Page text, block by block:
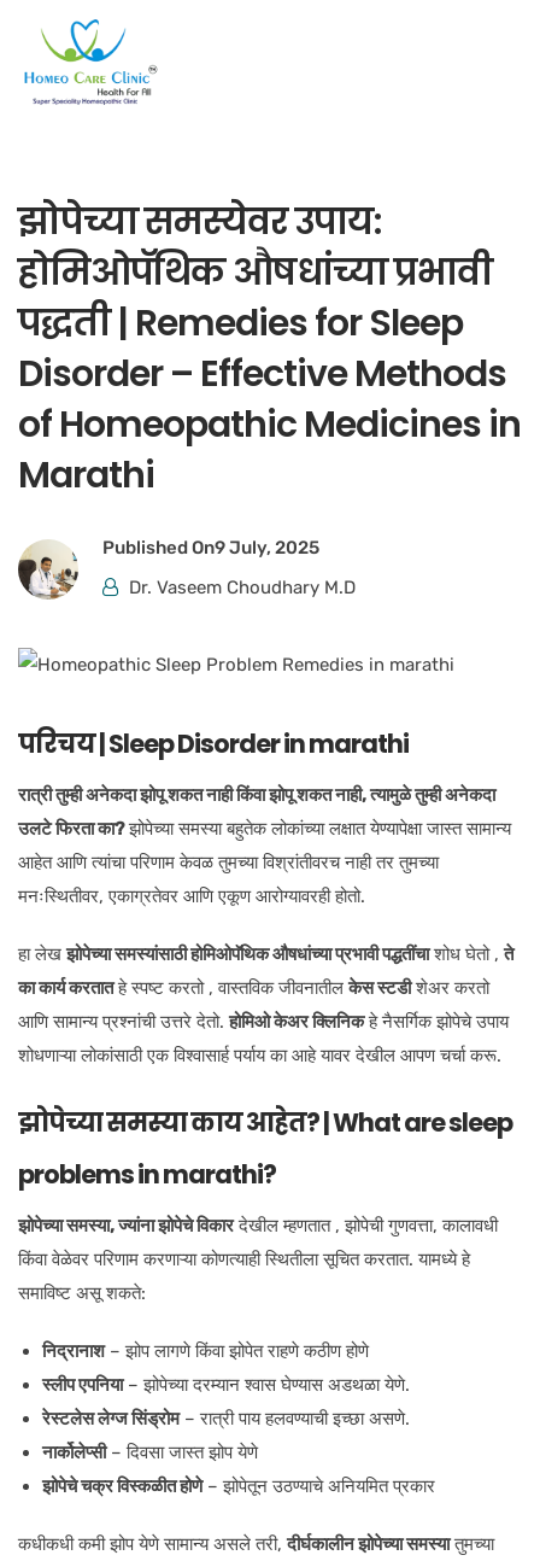
झोपेच्या समस्येवर उपाय:
होमिओपॅथिक औषधांच्या प्रभावी
पद्धती | Remedies for Sleep
Disorder – Effective Methods
of Homeopathic Medicines in
Marathi
Published On9 July, 2025
Dr. Vaseem Choudhary M.D
परिचय | Sleep Disorder in marathi
रात्री तुम्ही अनेकदा झोपू शकत नाही किंवा झोपू शकत नाही, त्यामुळे तुम्ही अनेकदा
उलटे फिरता का?झोपेच्या समस्या बहुतेक लोकांच्या लक्षात येण्यापेक्षा जास्त सामान्य
आहेत आणि त्यांचा परिणाम केवळ तुमच्या विश्रांतीवरच नाही तर तुमच्या
मनःस्थितीवर, एकाग्रतेवर आणि एकूण आरोग्यावरही होतो.
हा लेखझोपेच्या समस्यांसाठी होमिओपॅथिक औषधांच्या प्रभावी पद्धतींचाशोध घेतो ,ते
का कार्य करतातहे स्पष्ट करतो , वास्तविक जीवनातीलकेस स्टडीशेअर करतो
आणि सामान्य प्रश्नांची उत्तरे देतो.होमिओ केअर क्लिनिकहे नैसर्गिक झोपेचे उपाय
शोधणाऱ्या लोकांसाठी एक विश्वासार्ह पर्याय का आहे यावर देखील आपण चर्चा करू.
झोपेच्या समस्या काय आहेत? | What are sleep
problems in marathi?
झोपेच्या समस्या, ज्यांना झोपेचे विकारदेखील म्हणतात , झोपेची गुणवत्ता, कालावधी
किंवा वेळेवर परिणाम करणाऱ्या कोणत्याही स्थितीला सूचित करतात. यामध्ये हे
समाविष्ट असू शकते:
निद्रानाश– झोप लागणे किंवा झोपेत राहणे कठीण होणे
स्लीप एपनिया– झोपेच्या दरम्यान श्वास घेण्यास अडथळा येणे.
रेस्टलेस लेग्ज सिंड्रोम– रात्री पाय हलवण्याची इच्छा असणे.
नार्कोलेप्सी– दिवसा जास्त झोप येणे
झोपेचे चक्र विस्कळीत होणे– झोपेतून उठण्याचे अनियमित प्रकार
कधीकधी कमी झोप येणे सामान्य असले तरी,दीर्घकालीन झोपेच्या समस्यातुमच्या